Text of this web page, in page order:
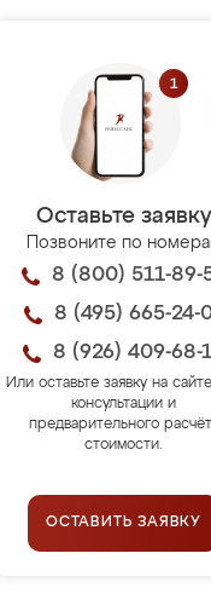
Оставьте заявку
Позвоните по
8 (800) 511-89-
8 (495) 665-24-
8 (926) 409-68-
Или оставьте заявку на
консультации и
предварительного
стоимости.
ОСТАВИТЬ ЗАЯВКУ